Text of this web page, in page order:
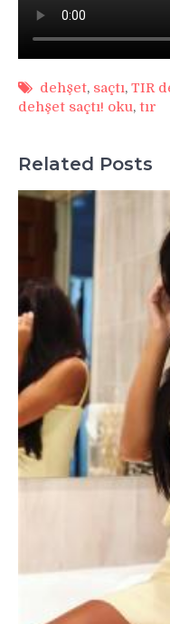
dehşet, saçtı, TIR
dehşet saçtı! oku, tır
Related Posts